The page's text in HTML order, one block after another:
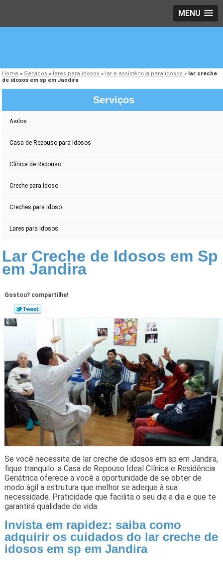
MENU
Home » Serviços» lares para idosos» lar e assistência para idosos» lar creche
de idosos em sp em Jandira
Serviços
Asilos
Casa de Repouso para Idosos
Clínica de Repouso
Creche para Idoso
Creches para Idoso
Lares para Idosos
Lar Creche de Idosos em Sp
em Jandira
Gostou? compartilhe!
Se você necessita de lar creche de idosos em sp em Jandira,
fique tranquilo: a Casa de Repouso Ideal Clínica e Residência
Geriátrica oferece a você a oportunidade de se obter de
modo ágil a estrutura que melhor se adeque à sua
necessidade. Praticidade que facilita o seu dia a dia e que te
garantirá qualidade de vida.
Invista em rapidez: saiba como
adquirir os cuidados do lar creche de
idosos em sp em Jandira